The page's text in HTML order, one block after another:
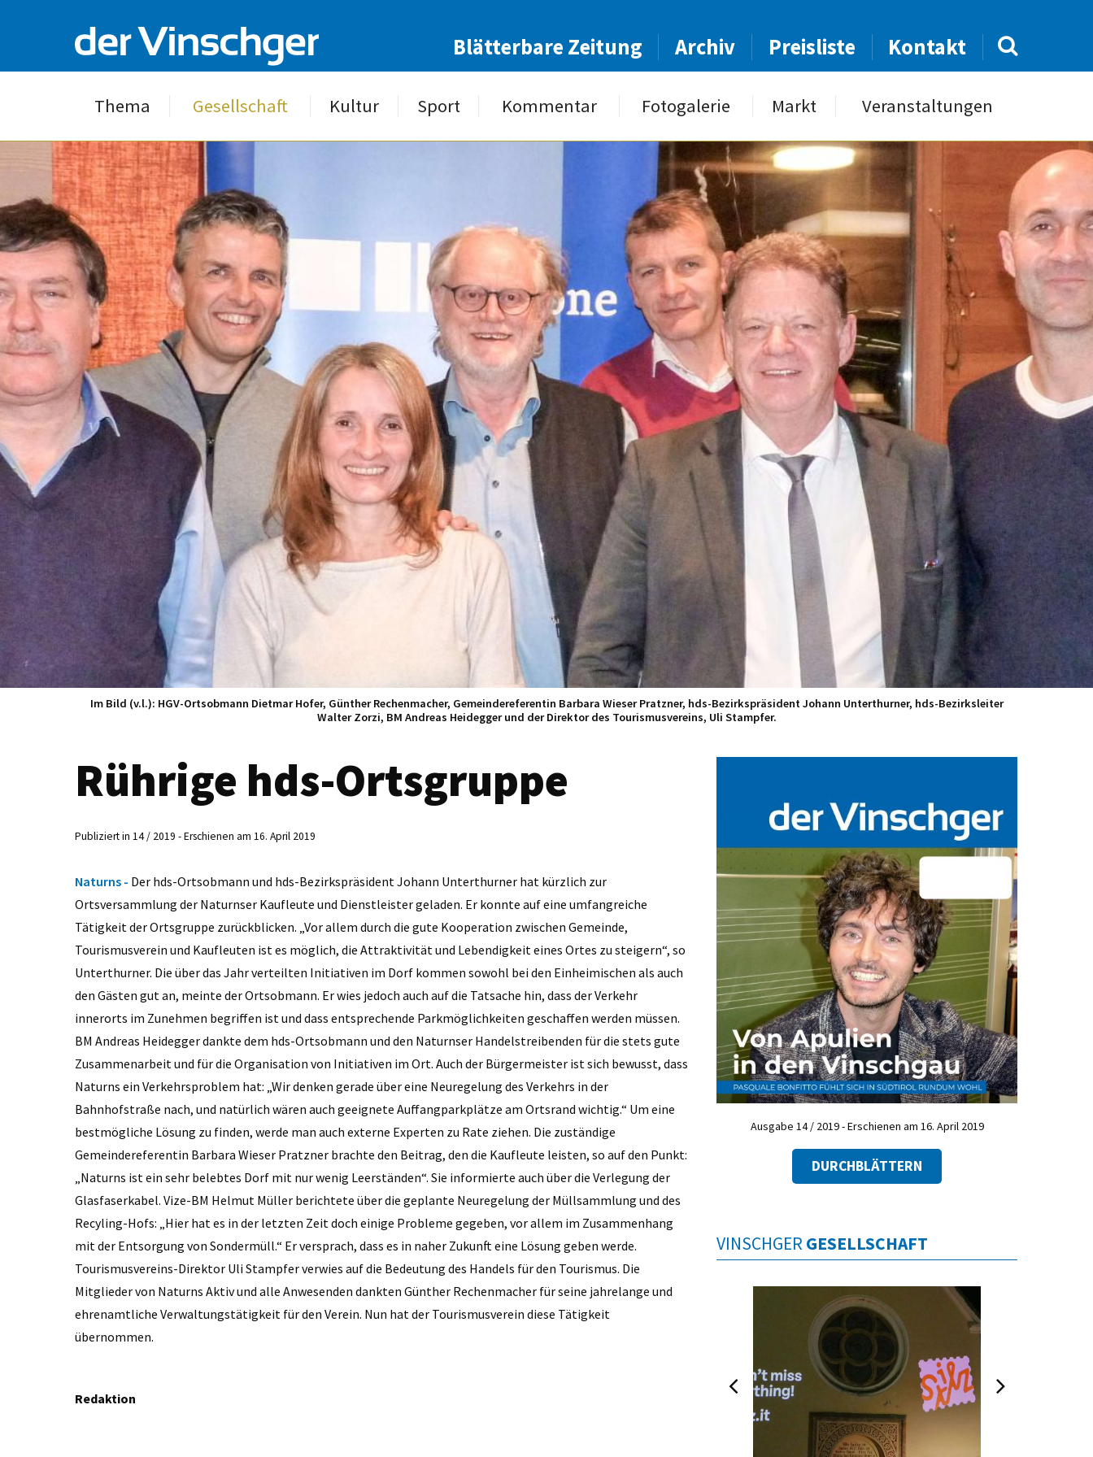
Blätterbare Zeitung Archiv Preisliste Kontakt
Thema Gesellschaft Kultur Sport Kommentar Fotogalerie Markt Veranstaltungen
Im Bild (v.l.): HGV-Ortsobmann Dietmar Hofer, Günther Rechenmacher, Gemeindereferentin Barbara Wieser Pratzner, hds-Bezirkspräsident Johann Unterthurner, hds-Bezirksleiter
Walter Zorzi, BM Andreas Heidegger und der Direktor des Tourismusvereins, Uli Stampfer.
Rührige hds-Ortsgruppe
Publiziert in 14 / 2019 - Erschienen am 16. April 2019
Naturns - Der hds-Ortsobmann und hds-Bezirkspräsident Johann Unterthurner hat kürzlich zur
Ortsversammlung der Naturnser Kaufleute und Dienstleister geladen. Er konnte auf eine umfangreiche
Tätigkeit der Ortsgruppe zurückblicken. „Vor allem durch die gute Kooperation zwischen Gemeinde,
Tourismusverein und Kaufleuten ist es möglich, die Attraktivität und Lebendigkeit eines Ortes zu steigern“, so
Unterthurner. Die über das Jahr verteilten Initiativen im Dorf kommen sowohl bei den Einheimischen als auch
den Gästen gut an, meinte der Ortsobmann. Er wies jedoch auch auf die Tatsache hin, dass der Verkehr
innerorts im Zunehmen begriffen ist und dass entsprechende Parkmöglichkeiten geschaffen werden müssen.
BM Andreas Heidegger dankte dem hds-Ortsobmann und den Naturnser Handelstreibenden für die stets gute
Zusammenarbeit und für die Organisation von Initiativen im Ort. Auch der Bürgermeister ist sich bewusst, dass
Naturns ein Verkehrsproblem hat: „Wir denken gerade über eine Neuregelung des Verkehrs in der
Bahnhofstraße nach, und natürlich wären auch geeignete Auffangparkplätze am Ortsrand wichtig.“ Um eine
bestmögliche Lösung zu finden, werde man auch externe Experten zu Rate ziehen. Die zuständige
Gemeindereferentin Barbara Wieser Pratzner brachte den Beitrag, den die Kaufleute leisten, so auf den Punkt:
„Naturns ist ein sehr belebtes Dorf mit nur wenig Leerständen“. Sie informierte auch über die Verlegung der
Glasfaserkabel. Vize-BM Helmut Müller berichtete über die geplante Neuregelung der Müllsammlung und des
Recyling-Hofs: „Hier hat es in der letzten Zeit doch einige Probleme gegeben, vor allem im Zusammenhang
mit der Entsorgung von Sondermüll.“ Er versprach, dass es in naher Zukunft eine Lösung geben werde.
Tourismusvereins-Direktor Uli Stampfer verwies auf die Bedeutung des Handels für den Tourismus. Die
Mitglieder von Naturns Aktiv und alle Anwesenden dankten Günther Rechenmacher für seine jahrelange und
ehrenamtliche Verwaltungstätigkeit für den Verein. Nun hat der Tourismusverein diese Tätigkeit
übernommen.
Redaktion
Ausgabe 14 / 2019 - Erschienen am 16. April 2019
DURCHBLÄTTERN
VINSCHGER GESELLSCHAFT